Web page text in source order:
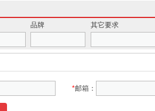
品牌 其它要求
*邮箱：